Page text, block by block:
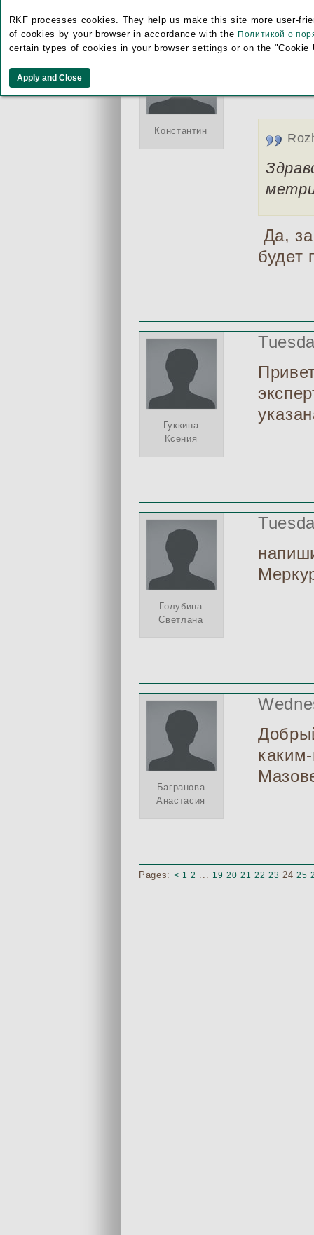
Константин
Да,
будет
Гуккина
Ксения
Голубина
Светлана
Багранова
Анастасия
Pages: < 1 2 ... 19 20 21 22 23 24 25
RKF processes cookies. They help us make this site more user-
of cookies by your browser in accordance with the Политикой о
certain types of cookies in your browser settings or on the "Cookie